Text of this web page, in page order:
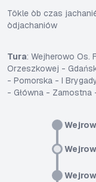
Tôkle òb czas
òdjachaniów
Tura: Wejherowo Os.
Orzeszkowej -
- Pomorska - I
- Główna - Zamostna